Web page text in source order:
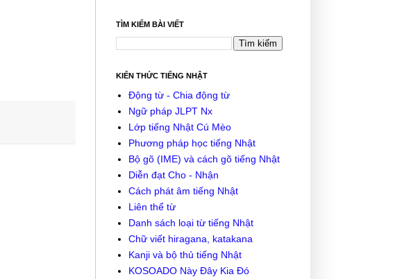
TÌM KIẾM BÀI VIẾT
KIẾN THỨC TIẾNG NHẬT
Động từ - Chia động từ
Ngữ pháp JLPT Nx
Lớp tiếng Nhật Cú Mèo
Phương pháp học tiếng Nhật
Bộ gõ (IME) và cách gõ tiếng Nhật
Diễn đạt Cho - Nhận
Cách phát âm tiếng Nhật
Liên thể từ
Danh sách loại từ tiếng Nhật
Chữ viết hiragana, katakana
Kanji và bộ thủ tiếng Nhật
KOSOADO Này Đây Kia Đó